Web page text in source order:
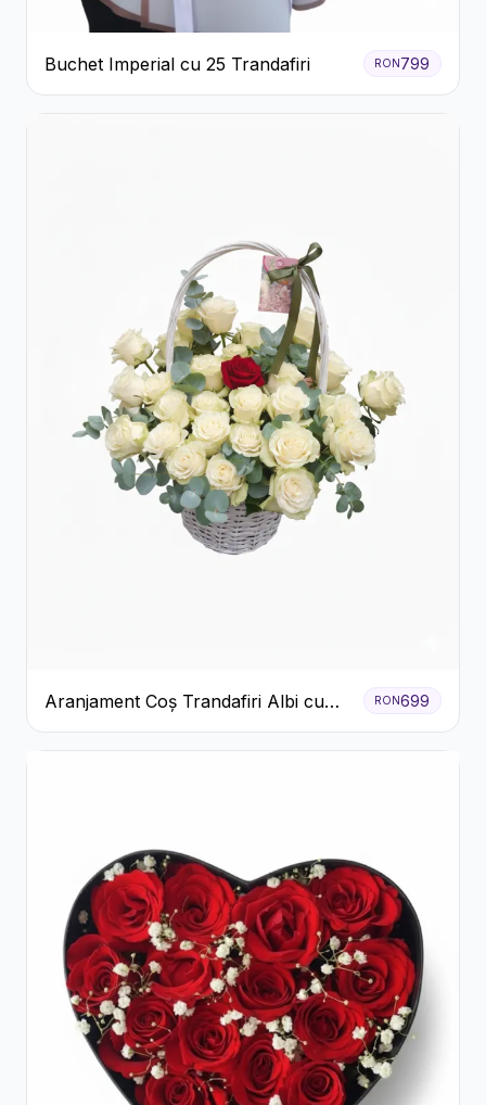
Buchet Imperial cu 25 Trandafiri RON799
Aranjament Coș Trandafiri Albi cu
Accent Roșu
RON699